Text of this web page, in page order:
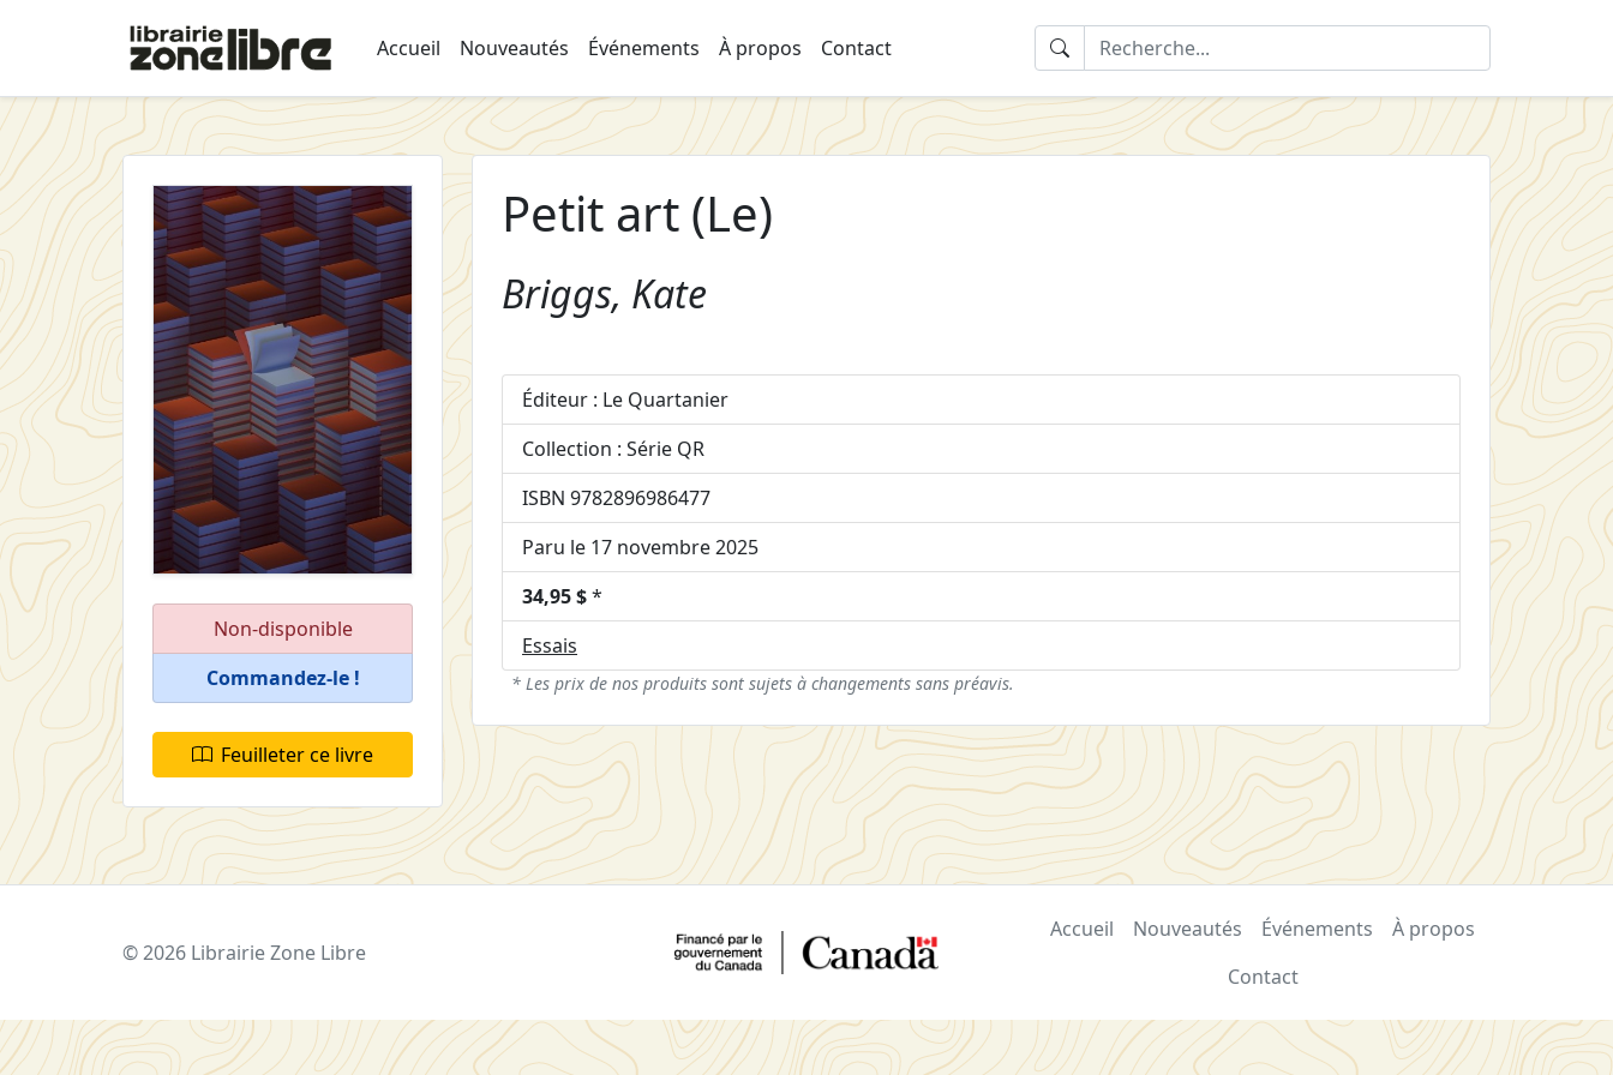
Accueil Nouveautés Événements À propos Contact
Non-disponible
Commandez-le !
Feuilleter ce livre
Petit art (Le)
Briggs, Kate
Éditeur : Le Quartanier
Collection : Série QR
ISBN 9782896986477
Paru le 17 novembre 2025
34,95 $*
Essais
* Les prix de nos produits sont sujets à changements sans préavis.
© 2026 Librairie Zone Libre
Accueil Nouveautés Événements
À propos
Contact